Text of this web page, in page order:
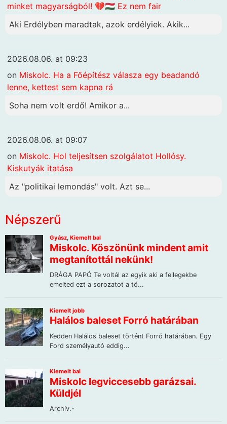
minket magyarságból! 💔🇭🇺 Ez nem fair
Aki Erdélyben maradtak, azok erdélyiek. Akik...
2026.08.06. at 09:23
on Miskolc. Ha a Főépítész válasza egy beadandó
lenne, kettest sem kapna rá
Soha nem volt erdő! Amikor a...
2026.08.06. at 09:07
on Miskolc. Hol teljesítsen szolgálatot Hollósy.
Kiskutyák itatása
Az "politikai lemondás" volt. Azt se...
Népszerű